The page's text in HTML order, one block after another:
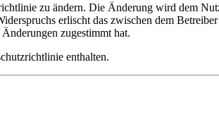
zu ändern. Die Änderung wird dem
erlischt das zwischen dem
zugestimmt hat.
enthalten.